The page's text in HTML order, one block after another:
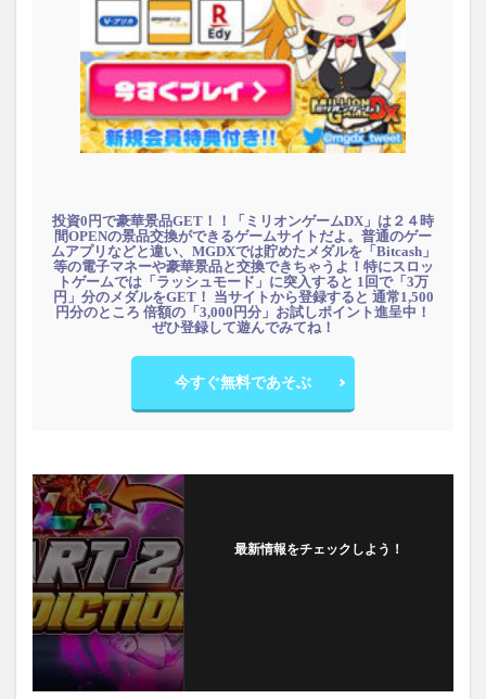
投資0円で豪華景品GET！！「ミリオンゲームDX」は２４時
間OPENの景品交換ができるゲームサイトだよ。普通のゲー
ムアプリなどと違い、MGDXでは貯めたメダルを「Bitcash」
等の電子マネーや豪華景品と交換できちゃうよ！特にスロッ
トゲームでは「ラッシュモード」に突入すると 1回で「3万
円」分のメダルをGET！ 当サイトから登録すると 通常1,500
円分のところ 倍額の「3,000円分」お試しポイント進呈中！
ぜひ登録して遊んでみてね！
今すぐ無料であそぶ
最新情報をチェックしよう！